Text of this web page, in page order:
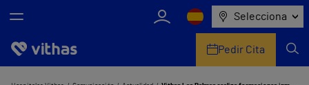
Selecciona
Pedir Cita